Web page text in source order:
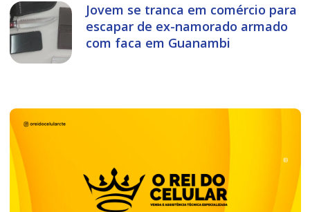
Jovem se tranca em comércio para
escapar de ex-namorado armado
com faca em Guanambi